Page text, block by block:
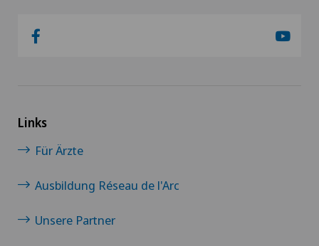
Links
Für Ärzte
Ausbildung Réseau de l'Arc
Unsere Partner